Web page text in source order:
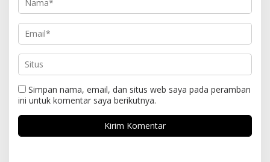
Simpan nama, email, dan situs web saya pada peramban
ini untuk komentar saya berikutnya.